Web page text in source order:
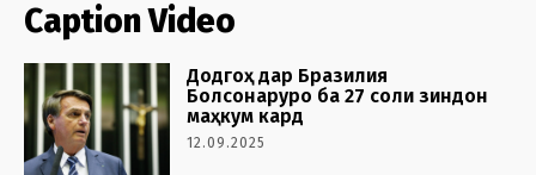
Caption Video
Додгоҳ дар Бразилия
Болсонаруро ба 27 соли зиндон
маҳкум кард
12.09.2025